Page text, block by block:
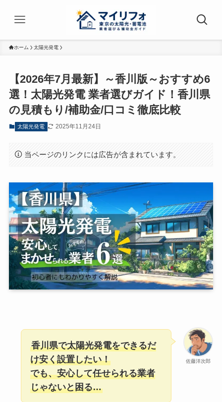
ホーム 太陽光発電
【2026年7月最新】～香川版～おすすめ6
選！太陽光発電 業者選びガイド！香川県
の見積もり/補助金/口コミ徹底比較
太陽光発電 2025年11月24日
当ページのリンクには広告が含まれています。
佐藤洋次郎
香川県で太陽光発電をできるだ
け安く設置したい！
でも、安心して任せられる業者
じゃないと困る…